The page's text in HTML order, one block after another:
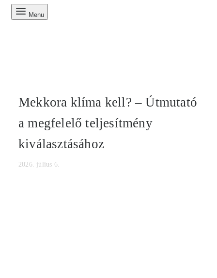
Menu
Mekkora klíma kell? – Útmutató
a megfelelő teljesítmény
kiválasztásához
2026. július 6.